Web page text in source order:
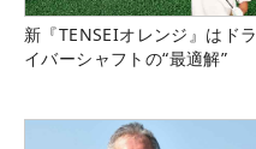
新『TENSEIオレンジ』はドラ
イバーシャフトの“最適解”